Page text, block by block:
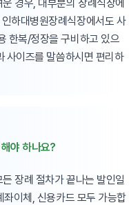
경우, 대부분의 장례식장에
하대병원장례식장에서도 사
한복/정장을 구비하고 있으
사이즈를 말씀하시면 편리하
야 하나요?
장례 절차가 끝나는 발인일
이체, 신용카드 모두 가능합